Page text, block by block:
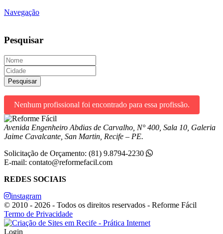
Navegação
Pesquisar
Pesquisar
Nenhum profissional foi encontrado para essa profissão.
Avenida Engenheiro Abdias de Carvalho, N° 400, Sala 10, Galeria
Jaime Cavalcante, San Martin, Recife – PE.
Solicitação de Orçamento: (81) 9.8794-2230
E-mail: contato@reformefacil.com
REDES SOCIAIS
instagram
© 2010 - 2026 - Todos os direitos reservados - Reforme Fácil
Termo de Privacidade
Login